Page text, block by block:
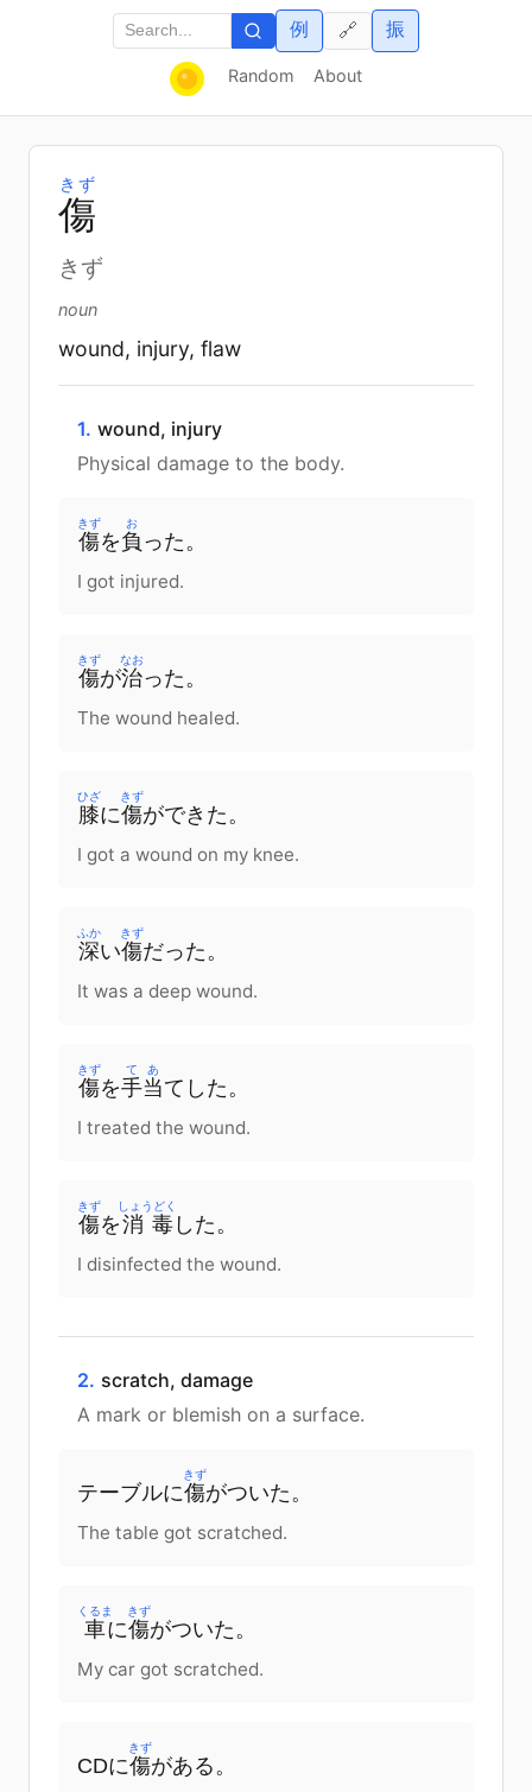
Random About
例 振
🔗
傷
きず
きず
noun
wound, injury, flaw
1. wound, injury
Physical damage to the body.
傷
きず
を負
お
った 。
I got injured.
傷
きず
が治
なお
った 。
The wound healed.
膝
ひざ
に傷
きず
ができた 。
I got a wound on my knee.
深
ふか
い傷
きず
だった 。
It was a deep wound.
傷
きず
を手当
てあ
てした 。
I treated the wound.
傷
きず
を消毒
しょうどく
した 。
I disinfected the wound.
2. scratch, damage
A mark or blemish on a surface.
テーブルに傷
きず
がついた 。
The table got scratched.
車
くるま
に傷
きず
がついた 。
My car got scratched.
CDに傷
きず
がある 。